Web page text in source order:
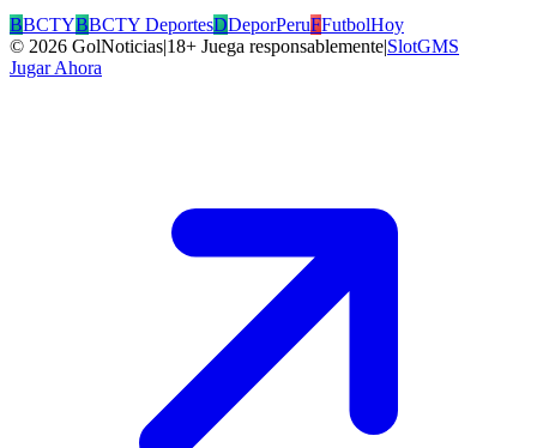
BBCTYBBCTY DeportesDDeporPeruFFutbolHoy
© 2026 GolNoticias|18+ Juega responsablemente|SlotGMS
Jugar Ahora